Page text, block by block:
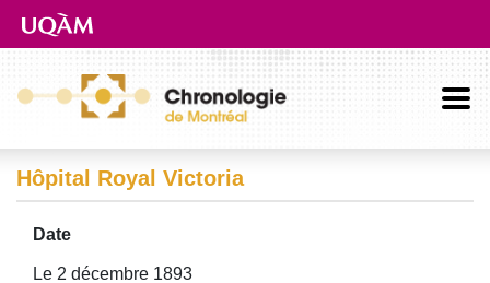
Aller directement au contenu principal
Hôpital Royal Victoria
Date
Le 2 décembre 1893